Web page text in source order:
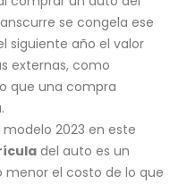
se congela ese
siguiente año el valor
externas, como
que una compra
2023 en este
del auto es un
menor el costo de lo que